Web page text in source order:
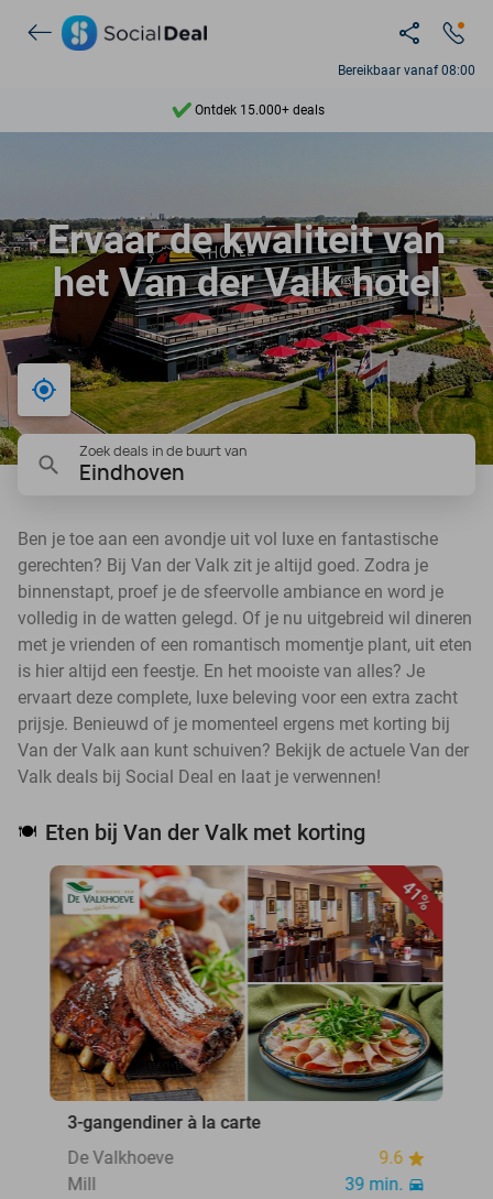
Bereikbaar vanaf 08:00
Ontdek 15.000+ deals
9,4
Ontdek 15.000+ deals
Ervaar de kwaliteit van
het Van der Valk hotel
Bij mij in de buurt
Zoek deals in de buurt van
Eindhoven
Ben je toe aan een avondje uit vol luxe en fantastische
gerechten? Bij Van der Valk zit je altijd goed. Zodra je
binnenstapt, proef je de sfeervolle ambiance en word je
volledig in de watten gelegd. Of je nu uitgebreid wil dineren
met je vrienden of een romantisch momentje plant, uit eten
is hier altijd een feestje. En het mooiste van alles? Je
ervaart deze complete, luxe beleving voor een extra zacht
prijsje. Benieuwd of je momenteel ergens met korting bij
Van der Valk aan kunt schuiven? Bekijk de actuele Van der
Valk deals bij Social Deal en laat je verwennen!
🍽️ Eten bij Van der Valk met korting
41%
3-gangendiner à la carte
De Valkhoeve
9.6
Mill
39 min.